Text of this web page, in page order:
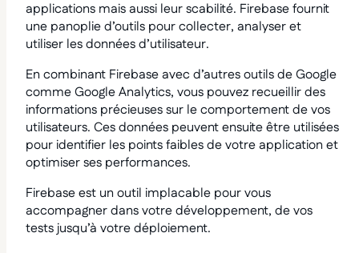
applications mais aussi leur scabilité. Firebase fournit
une panoplie d’outils pour collecter, analyser et
utiliser les données d’utilisateur.
En combinant Firebase avec d’autres outils de Google
comme Google Analytics, vous pouvez recueillir des
informations précieuses sur le comportement de vos
utilisateurs. Ces données peuvent ensuite être utilisées
pour identifier les points faibles de votre application et
optimiser ses performances.
Firebase est un outil implacable pour vous
accompagner dans votre développement, de vos
tests jusqu’à votre déploiement.